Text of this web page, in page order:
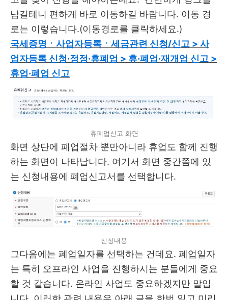
남길테니 편하게 바로 이동하길 바랍니다. 이동 경
로는 이렇습니다.(이동경로를 클릭하세요.)
국세증명ㆍ사업자등록ㆍ세금관련 신청/신고 > 사
업자등록 신청·정정·휴폐업 > 휴·폐업·재개업 신고 >
휴업·폐업 신고
휴폐업신고 화면
화면 상단에 폐업절차 뿐만아니라 휴업도 함께 진행
하는 화면이 나타납니다. 여기서 화면 중간쯤에 있
는 신청내용에 폐업신고서를 선택합니다.
신청내용
그다음에는 폐업일자를 선택하는 건데요. 폐업일자
는 특히 오프라인 사업을 진행하시는 분들에게 중요
할 것 같습니다. 온라인 사업도 중요하겠지만 말입